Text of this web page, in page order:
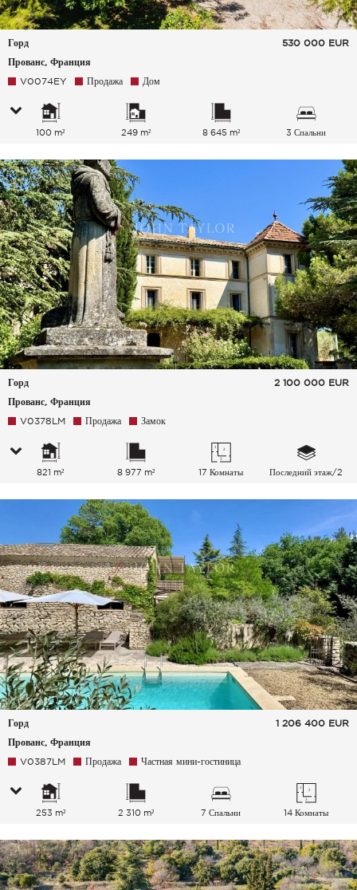
Горд
Прованс, Франция
530 000 EUR
V0074EY Продажа Дом
100 m² 249 m² 8 645 m² 3 Спальни
Горд
Прованс, Франция
2 100 000 EUR
V0378LM Продажа Замок
821 m² 8 977 m² 17 Комнаты Последний этаж/2
Горд
Прованс, Франция
1 206 400 EUR
V0387LM Продажа Частная мини-гостиница
253 m² 2 310 m² 7 Спальни 14 Комнаты